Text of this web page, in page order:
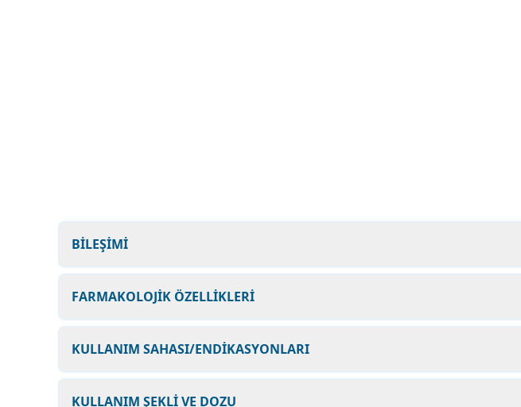
BİLEŞİMİ
FARMAKOLOJİK ÖZELLİKLERİ
KULLANIM SAHASI/ENDİKASYONLARI
KULLANIM ŞEKLİ VE DOZU